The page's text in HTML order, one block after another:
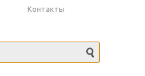
Контакты